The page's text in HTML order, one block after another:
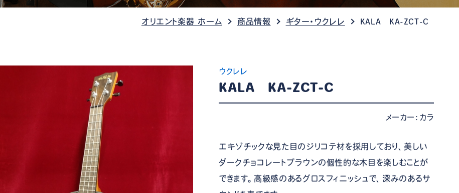
オリエント楽器 ホーム 商品情報 ギター・ウクレレ KALA KA-ZCT-C
ウクレレ
KALA KA-ZCT-C
メーカー：カラ
エキゾチックな見た目のジリコテ材を採用しており、美しい
ダークチョコレートブラウンの個性的な木目を楽しむことが
できます。高級感のあるグロスフィニッシュで、深みのあるサ